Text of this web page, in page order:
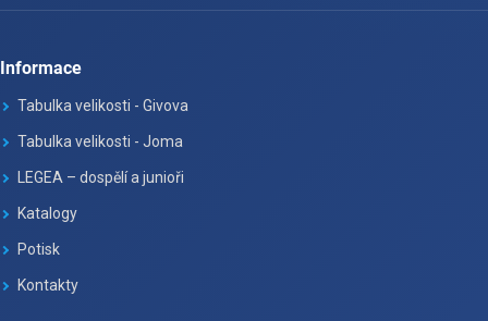
Informace
Tabulka velikosti - Givova
Tabulka velikosti - Joma
LEGEA – dospělí a junioři
Katalogy
Potisk
Kontakty